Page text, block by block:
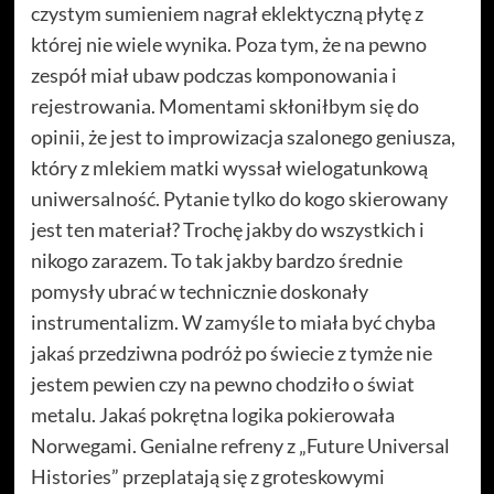
czystym sumieniem nagrał eklektyczną płytę z
której nie wiele wynika. Poza tym, że na pewno
zespół miał ubaw podczas komponowania i
rejestrowania. Momentami skłoniłbym się do
opinii, że jest to improwizacja szalonego geniusza,
który z mlekiem matki wyssał wielogatunkową
uniwersalność. Pytanie tylko do kogo skierowany
jest ten materiał? Trochę jakby do wszystkich i
nikogo zarazem. To tak jakby bardzo średnie
pomysły ubrać w technicznie doskonały
instrumentalizm. W zamyśle to miała być chyba
jakaś przedziwna podróż po świecie z tymże nie
jestem pewien czy na pewno chodziło o świat
metalu. Jakaś pokrętna logika pokierowała
Norwegami. Genialne refreny z „Future Universal
Histories” przeplatają się z groteskowymi